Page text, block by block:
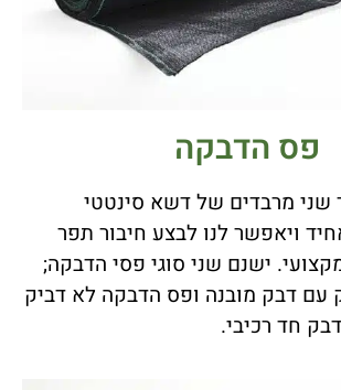
פס הדבקה
שני מרבדים של דשא סינטטי
ויאפשר לנו לבצע חיבור תפר
ישנם שני סוגי פסי הדבקה;
עם דבק מובנה ופס הדבקה לא דביק
חד רכיבי.